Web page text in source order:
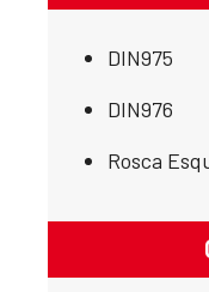
DIN975
DIN976
Rosca